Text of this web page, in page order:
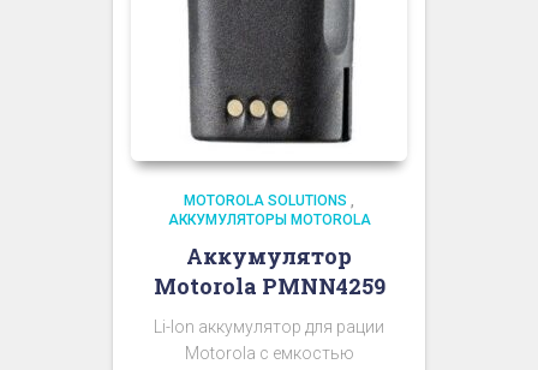
MOTOROLA SOLUTIONS
АККУМУЛЯТОРЫ MOTOROLA
Аккумулятор
Motorola PMNN4259
Li-Ion аккумулятор для рации
Motorola с емкостью